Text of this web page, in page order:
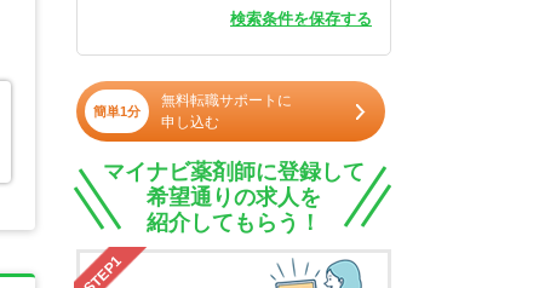
検索条件を保存する
簡単1分
無料転職サポートに
申し込む
マイナビ薬剤師に登録して
希望通りの求人を
紹介してもらう！
STEP1